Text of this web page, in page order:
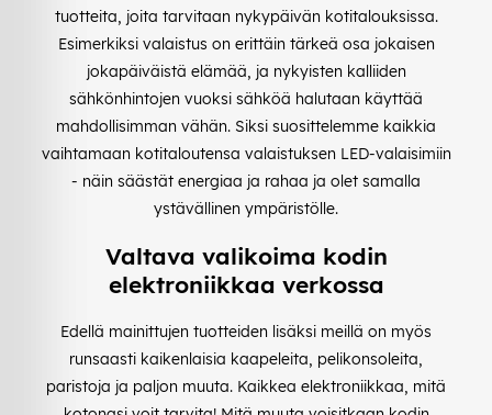
tuotteita, joita tarvitaan nykypäivän kotitalouksissa.
Esimerkiksi valaistus on erittäin tärkeä osa jokaisen
jokapäiväistä elämää, ja nykyisten kalliiden
sähkönhintojen vuoksi sähköä halutaan käyttää
mahdollisimman vähän. Siksi suosittelemme kaikkia
vaihtamaan kotitaloutensa valaistuksen LED-valaisimiin
- näin säästät energiaa ja rahaa ja olet samalla
ystävällinen ympäristölle.
Valtava valikoima kodin
elektroniikkaa verkossa
Edellä mainittujen tuotteiden lisäksi meillä on myös
runsaasti kaikenlaisia kaapeleita, pelikonsoleita,
paristoja ja paljon muuta. Kaikkea elektroniikkaa, mitä